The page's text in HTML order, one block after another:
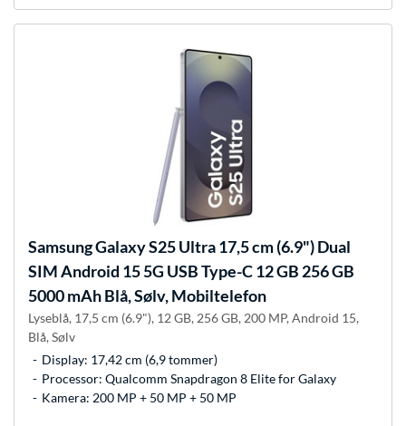
SamsungGalaxy S25 Ultra 17,5 cm (6.9") Dual
SIM Android 15 5G USB Type-C 12 GB 256 GB
5000 mAh Blå, Sølv, Mobiltelefon
Lyseblå, 17,5 cm (6.9"), 12 GB, 256 GB, 200 MP, Android 15,
Blå, Sølv
Display: 17,42 cm (6,9 tommer)
Processor: Qualcomm Snapdragon 8 Elite for Galaxy
Kamera: 200 MP + 50 MP + 50 MP